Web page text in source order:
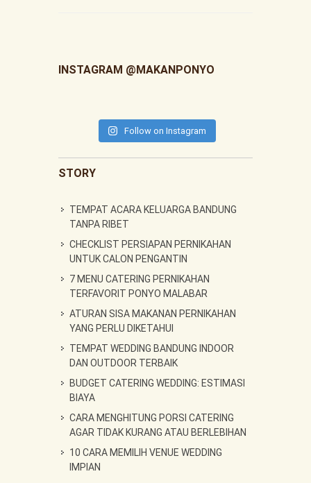
INSTAGRAM @MAKANPONYO
Follow on Instagram
STORY
TEMPAT ACARA KELUARGA BANDUNG
TANPA RIBET
CHECKLIST PERSIAPAN PERNIKAHAN
UNTUK CALON PENGANTIN
7 MENU CATERING PERNIKAHAN
TERFAVORIT PONYO MALABAR
ATURAN SISA MAKANAN PERNIKAHAN
YANG PERLU DIKETAHUI
TEMPAT WEDDING BANDUNG INDOOR
DAN OUTDOOR TERBAIK
BUDGET CATERING WEDDING: ESTIMASI
BIAYA
CARA MENGHITUNG PORSI CATERING
AGAR TIDAK KURANG ATAU BERLEBIHAN
10 CARA MEMILIH VENUE WEDDING
IMPIAN